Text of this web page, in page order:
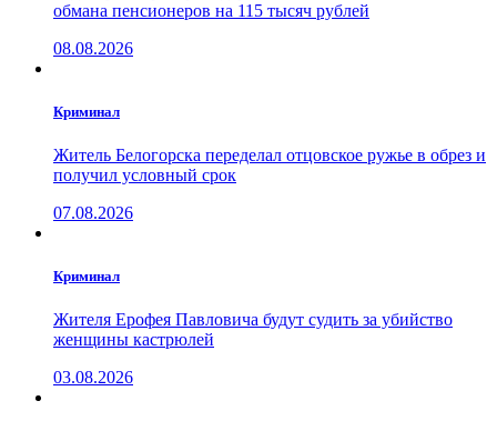
обмана пенсионеров на 115 тысяч рублей
08.08.2026
Криминал
Житель Белогорска переделал отцовское ружье в обрез и
получил условный срок
07.08.2026
Криминал
Жителя Ерофея Павловича будут судить за убийство
женщины кастрюлей
03.08.2026